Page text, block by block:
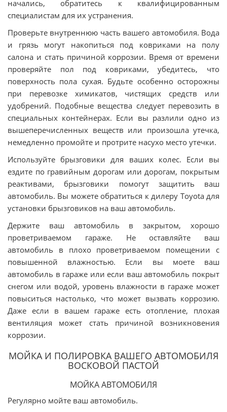
начались, обратитесь к квалифицированным
специалистам для их устранения.
Проверьте внутреннюю часть вашего автомобиля. Вода
и грязь могут накопиться под ковриками на полу
салона и стать причиной коррозии. Время от времени
проверяйте пол под ковриками, убедитесь, что
поверхность пола сухая. Будьте особенно осторожны
при перевозке химикатов, чистящих средств или
удобрений. Подобные вещества следует перевозить в
специальных контейнерах. Если вы разлили одно из
вышеперечисленных веществ или произошла утечка,
немедленно промойте и протрите насухо место утечки.
Используйте брызговики для ваших колес. Если вы
ездите по гравийным дорогам или дорогам, покрытым
реактивами, брызговики помогут защитить ваш
автомобиль. Вы можете обратиться к дилеру Toyota для
установки брызговиков на ваш автомобиль.
Держите ваш автомобиль в закрытом, хорошо
проветриваемом гараже. Не оставляйте ваш
автомобиль в плохо проветриваемом помещении с
повышенной влажностью. Если вы моете ваш
автомобиль в гараже или если ваш автомобиль покрыт
снегом или водой, уровень влажности в гараже может
повыситься настолько, что может вызвать коррозию.
Даже если в вашем гараже есть отопление, плохая
вентиляция может стать причиной возникновения
коррозии.
МОЙКА И ПОЛИРОВКА ВАШЕГО АВТОМОБИЛЯ
ВОСКОВОЙ ПАСТОЙ
МОЙКА АВТОМОБИЛЯ
Регулярно мойте ваш автомобиль.